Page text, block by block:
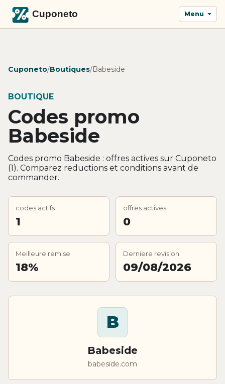
Menu
Cuponeto/Boutiques/Babeside
BOUTIQUE
Codes promo
Babeside
Codes promo Babeside : offres actives sur Cuponeto
(1). Comparez reductions et conditions avant de
commander.
codes actifs
1
offres actives
0
Meilleure remise
18%
Derniere revision
09/08/2026
B
Babeside
babeside.com